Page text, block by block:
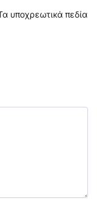
υποχρεωτικά πεδία